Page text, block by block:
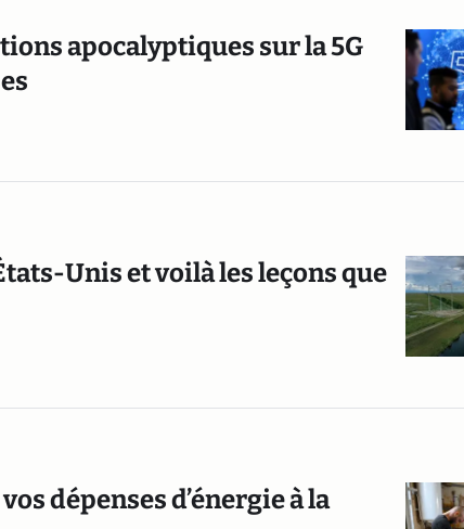
apocalyptiques sur la 5G
Unis et voilà les leçons que
dépenses d’énergie à la